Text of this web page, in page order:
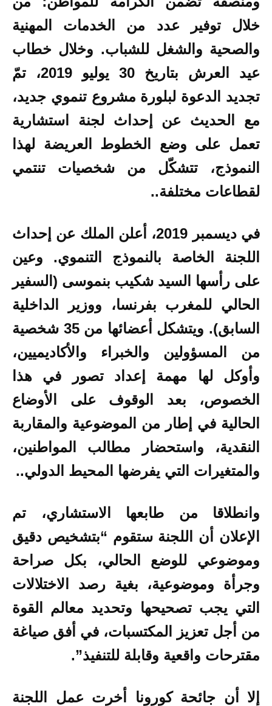
خلال توفير عدد من الخدمات المهنية
والصحية والشغل للشباب. وخلال خطاب
عيد العرش بتاريخ 30 يوليو 2019، تمّ
تجديد الدعوة لبلورة مشروع تنموي جديد،
مع الحديث عن إحداث لجنة استشارية
تعمل على وضع الخطوط العريضة لهذا
النموذج، تتشكّل من شخصيات تنتمي
لقطاعات مختلفة..
في ديسمبر 2019، أعلن الملك عن إحداث
اللجنة الخاصة بالنموذج التنموي. وعين
على رأسها السيد شكيب بنموسى (السفير
الحالي للمغرب بفرنسا، ووزير الداخلية
السابق). ويتشكل
أعضائها من 35 شخصية
من المسؤولين والخبراء والأكاديميين،
وأوكل لها مهمة إعداد تصور في هذا
الخصوص، بعد الوقوف على الأوضاع
الحالية في إطار من الموضوعية والمقاربة
النقدية، واستحضار مطالب المواطنين،
والمتغيرات التي يفرضها المحيط الدولي..
وانطلاقا من طابعها الاستشاري، تم
الإعلان أن اللجنة ستقوم “بتشخيص دقيق
وموضوعي للوضع الحالي، بكل صراحة
وجرأة وموضوعية، بغية رصد الاختلالات
التي يجب تصحيحها وتحديد معالم القوة
من أجل تعزيز المكتسبات، في أفق صياغة
مقترحات واقعية وقابلة للتنفيذ”.
إلا أن جائحة كورونا أخرت عمل اللجنة